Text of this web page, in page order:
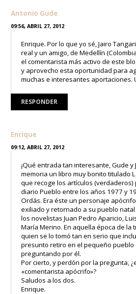
Antonio Gude
09:56, ABRIL 27, 2012
Enrique. Por lo que yo sé, Jairo
real y un amigo, de Medellín
el comentarista más activo de este
y aprovecho esta oportunidad para
muchas e interesantes aportaciones.
RESPONDER
Enrique
09:12, ABRIL 27, 2012
¡Qué entrada tan interesante, Gude y
memoria un libro muy bonito titulado
que recoge los artículos (verdaderos)
diario Pueblo entre los años 1977 y
Ordás. Era éste un personaje
exiliado y retornado a su pueblo
los novelistas Juan Pedro Aparicio,
María Merino. En aquella época de la
quien se lo tomó tan en serio que
presunto retiro en el pequeño pueblo
preguntando por él.
Por cierto, y perdón por la pregunta,
«comentarista apócrifo»?
Saludos a los dos.
Enrique.